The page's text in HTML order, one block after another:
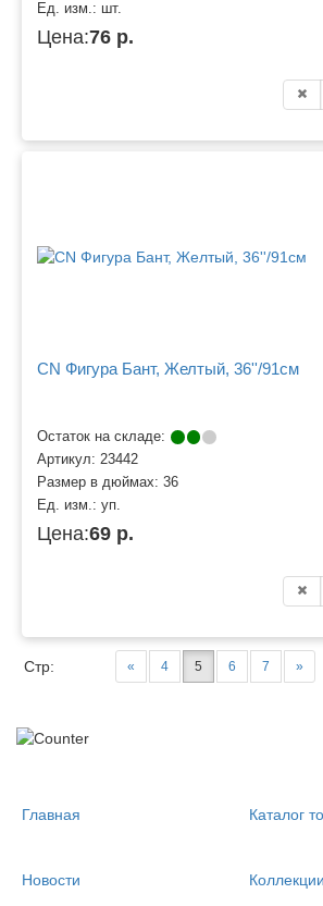
Ед. изм.: шт.
Цена:76 р.
CN Фигура Бант, Желтый, 36''/91см
Остаток на складе:
Артикул: 23442
Размер в дюймах: 36
Ед. изм.: уп.
Цена:69 р.
Стр: « 4 5 6 7 »
Главная Каталог
Новости Коллекции